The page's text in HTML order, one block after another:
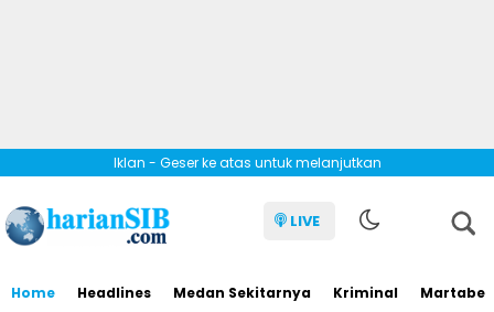
Iklan - Geser ke atas untuk melanjutkan
LIVE
Home Headlines Medan Sekitarnya Kriminal Martabe